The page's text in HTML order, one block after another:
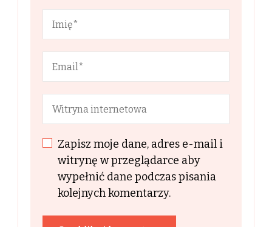
Zapisz moje dane, adres e-mail i
witrynę w przeglądarce aby
wypełnić dane podczas pisania
kolejnych komentarzy.